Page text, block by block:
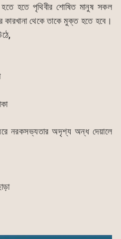
হতে পৃথিবীর শোষিত মানুষ সকল
থেকে তাকে মুক্ত হতে হবে।
নরকসভ্যতার অদৃশ্য অন্ধ দেয়ালে